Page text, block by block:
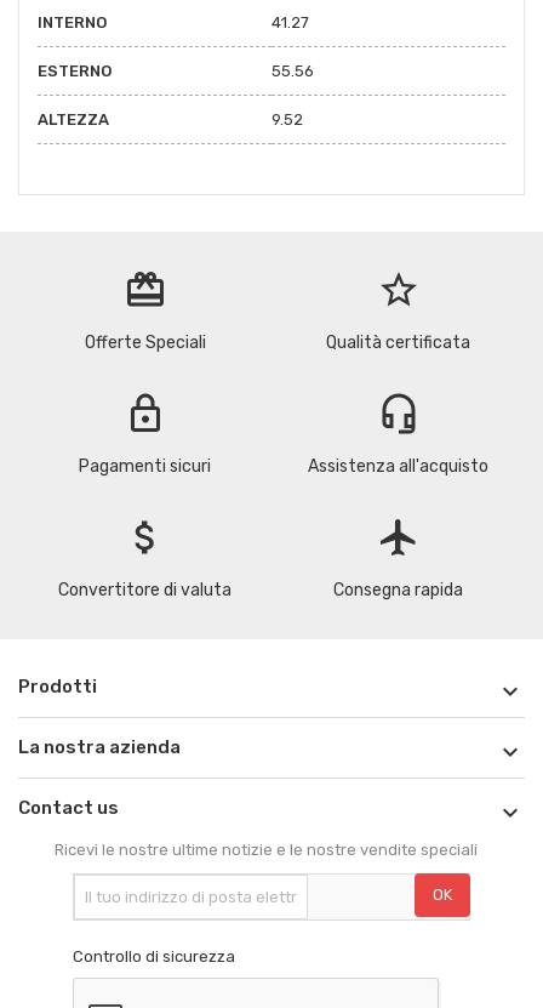
INTERNO 41.27
ESTERNO 55.56
ALTEZZA 9.52
redeem
Offerte Speciali
star_border
Qualità certificata
lock
Pagamenti sicuri
headset_mic
Assistenza all'acquisto
attach_money
Convertitore di valuta
flight
Consegna rapida
Prodotti 
La nostra azienda 
Contact us 
Ricevi le nostre ultime notizie e le nostre vendite speciali
Controllo di sicurezza